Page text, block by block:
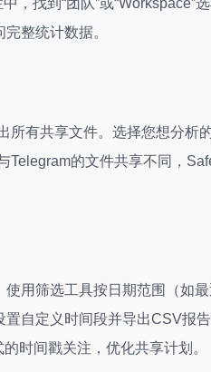
整统计数据。
所有共享文件。选择您想分析
Telegram的文件共享不同，
用筛选工具按日期范围（如
自定义时间段并导出CSV报
时间戳关注，优化共享计划。